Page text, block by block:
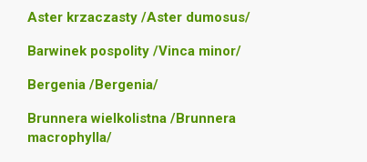
Aster krzaczasty /Aster dumosus/
Barwinek pospolity /Vinca minor/
Bergenia /Bergenia/
Brunnera wielkolistna /Brunnera
macrophylla/